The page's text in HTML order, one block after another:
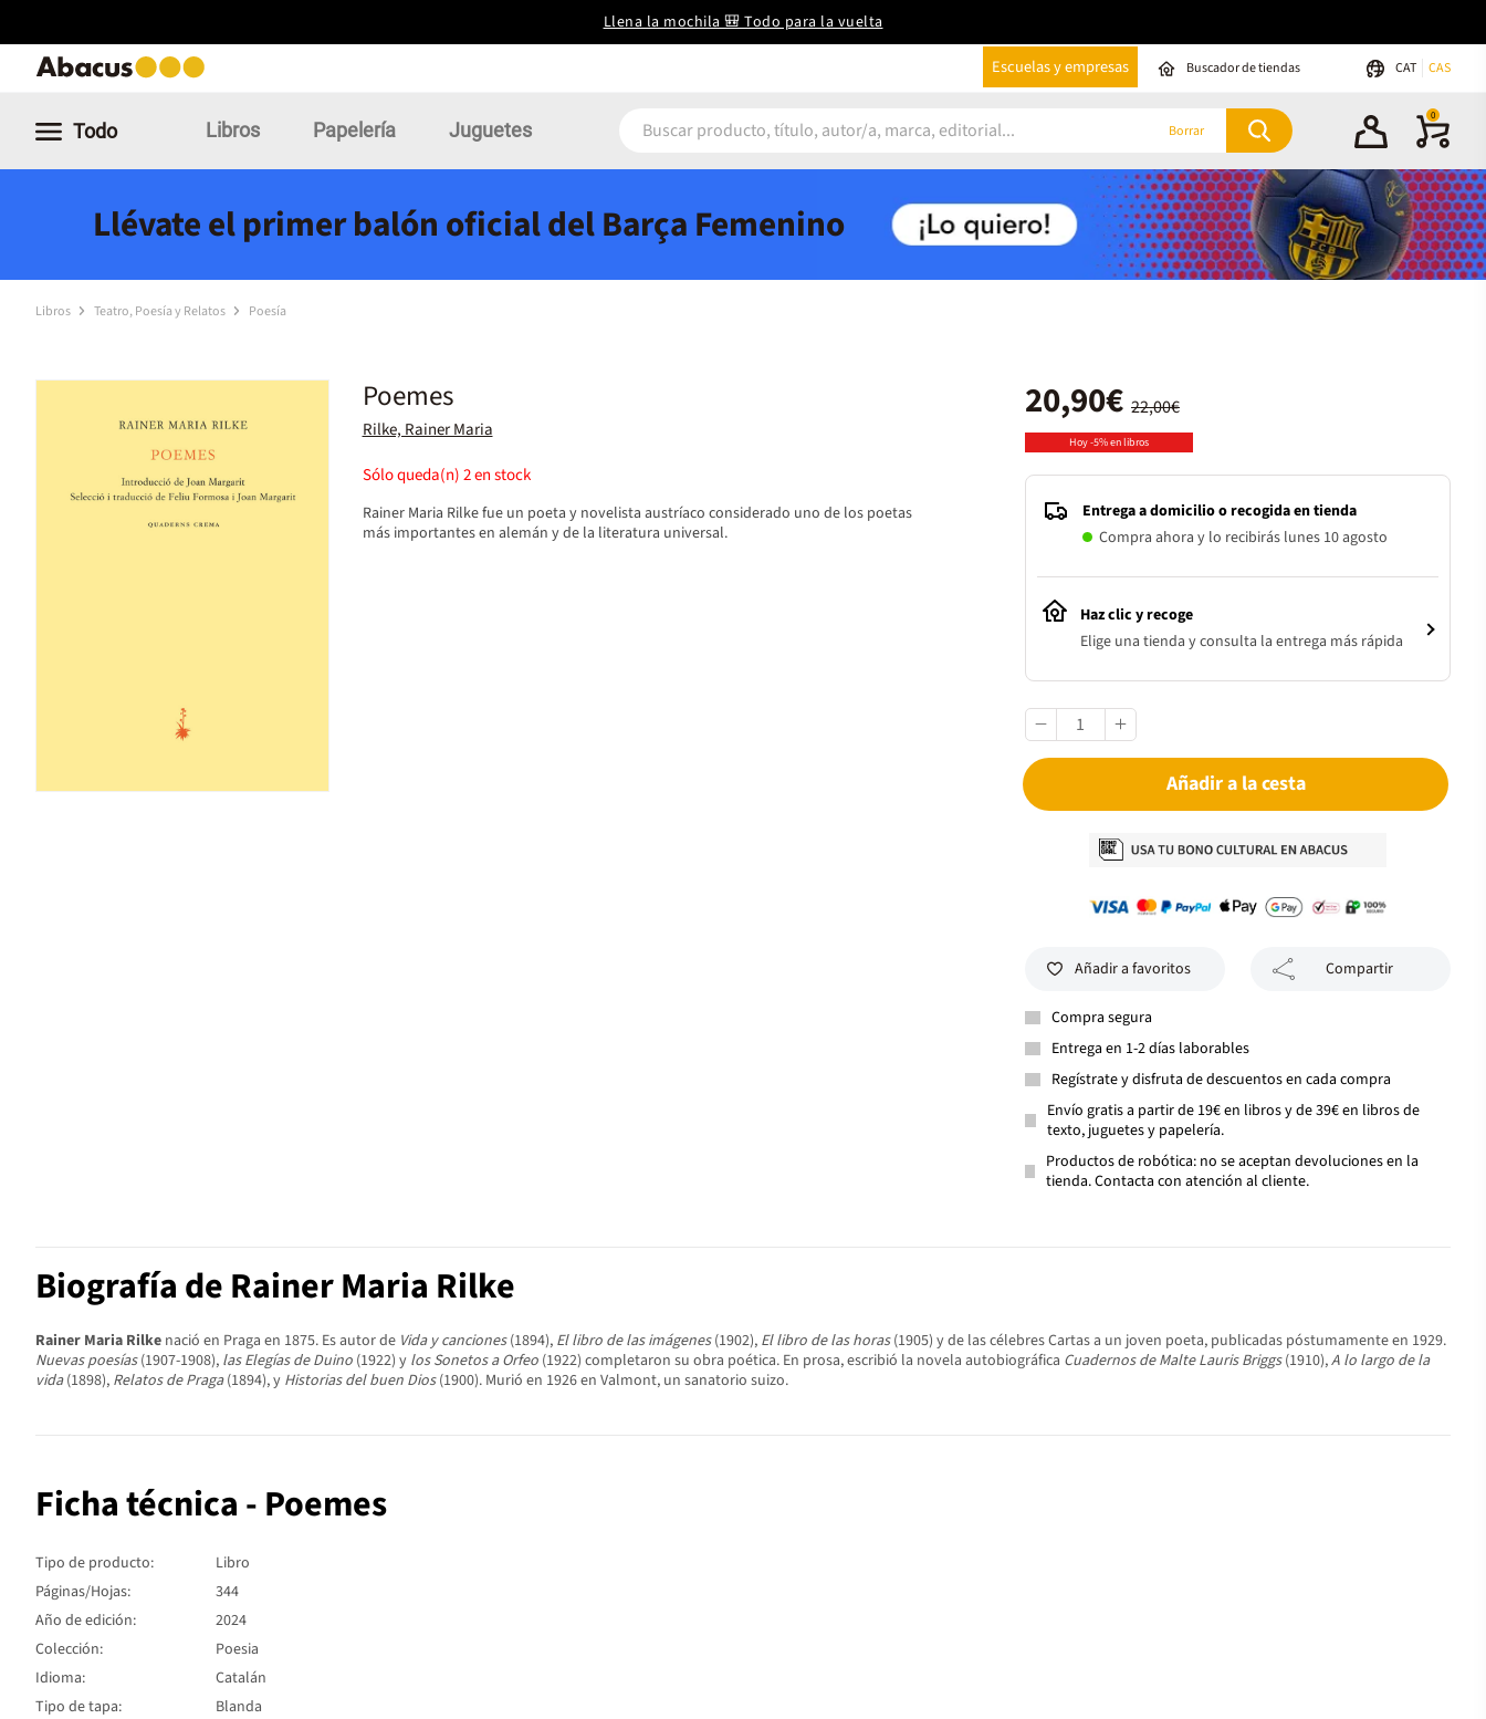
Llena la mochila 🎒 Todo para la vuelta
Escuelas y empresas Buscador de tiendas CAT CAS
Todo Libros Papelería Juguetes Borrar
0
Llévate el primer balón oficial del Barça Femenino
Libros Teatro, Poesía y Relatos Poesía
Poemes
Rilke, Rainer Maria
Sólo queda(n)2en stock
Rainer Maria Rilke fue un poeta y novelista austríaco considerado uno de los poetas
más importantes en alemán y de la literatura universal.
22,00€
20,90€
Hoy -5% en libros
Entrega a domicilio o recogida en tienda
Compra ahora y lo recibirás lunes 10 agosto
Haz clic y recoge
Elige una tienda y consulta la entrega más rápida
Añadir a la cesta
Añadir a favoritos Compartir
Compra segura
Entrega en 1-2 días laborables
Regístrate y disfruta de descuentos en cada compra
Envío gratis a partir de 19€ en libros y de 39€ en libros de
texto, juguetes y papelería.
Productos de robótica: no se aceptan devoluciones en la
tienda. Contacta con atención al cliente.
Biografía de Rainer Maria Rilke
Rainer Maria Rilke nació en Praga en 1875. Es autor de Vida y canciones(1894), El libro de las imágenes(1902), El libro de las horas(1905) y de las célebres Cartas a un joven poeta, publicadas póstumamente en 1929.
Nuevas poesías(1907-1908), las Elegías de Duino (1922) y los Sonetos a Orfeo (1922) completaron su obra poética. En prosa, escribió la novela autobiográfica Cuadernos de Malte Lauris Briggs(1910),A lo largo de la
vida(1898), Relatos de Praga(1894), y Historias del buen Dios(1900). Murió en 1926 en Valmont, un sanatorio suizo.
Ficha técnica - Poemes
Tipo de producto:
Libro
Páginas/Hojas:
344
Año de edición:
2024
Colección:
Poesia
Idioma:
Catalán
Tipo de tapa:
Blanda